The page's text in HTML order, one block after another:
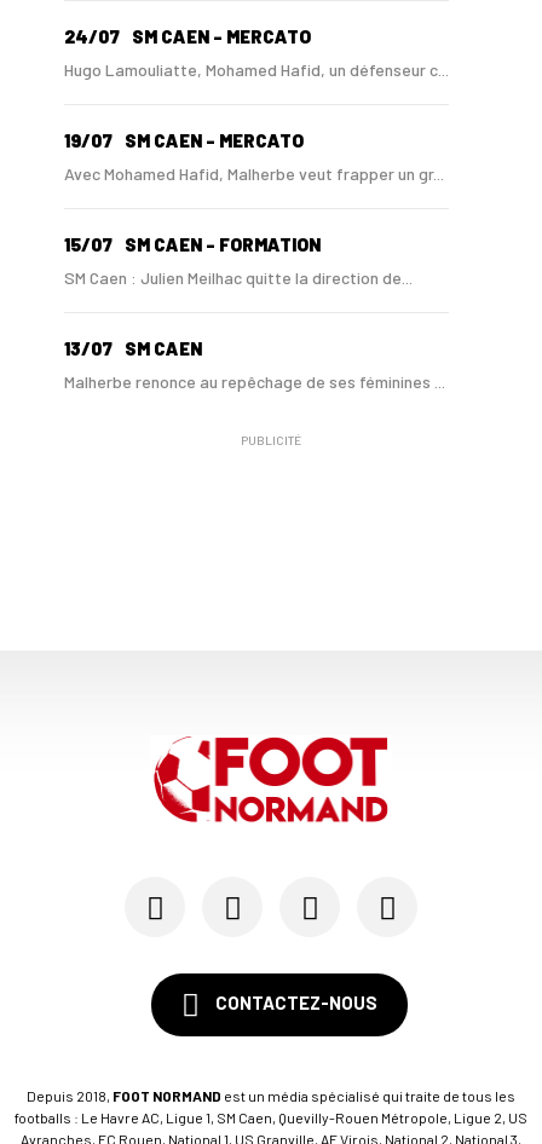
24/07 SM CAEN - MERCATO
Hugo Lamouliatte, Mohamed Hafid, un défenseur c...
19/07 SM CAEN - MERCATO
Avec Mohamed Hafid, Malherbe veut frapper un gr...
15/07 SM CAEN - FORMATION
SM Caen : Julien Meilhac quitte la direction de...
13/07 SM CAEN
Malherbe renonce au repêchage de ses féminines ...
SM CAEN - MERCATO
Le Rouennais Nassim Titebah sur les tablettes d...
Le Stade Malherbe sur le point de sécuriser une...
PUBLICITÉ
CONTACTEZ-NOUS
Depuis 2018, FOOT NORMAND est un média spécialisé qui traite de tous les
footballs : Le Havre AC, Ligue 1, SM Caen, Quevilly-Rouen Métropole, Ligue 2, US
Avranches, FC Rouen, National 1, US Granville, AF Virois, National 2, National 3,